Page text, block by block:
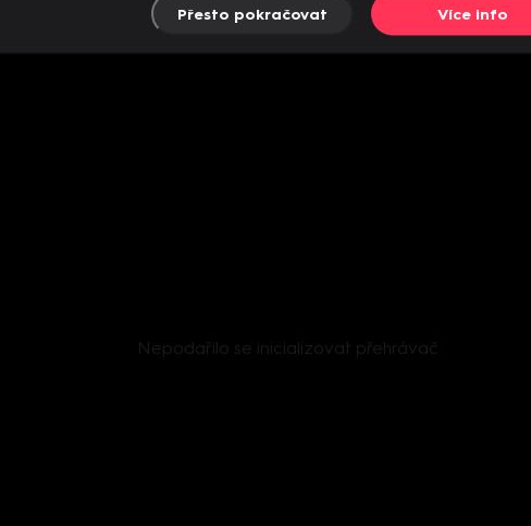
Nepodařilo se inicializovat přehrávač
Přesto pokračovat Více info